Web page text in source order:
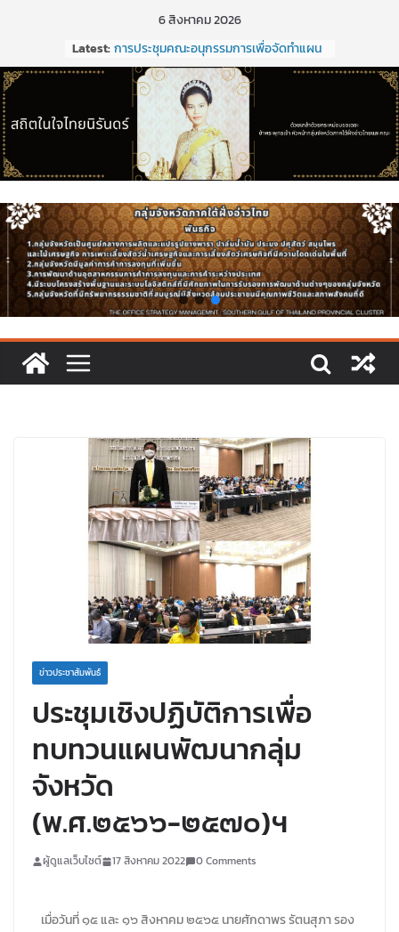
6 สิงหาคม 2026
Latest: เอกชนเพื่อแก้ไขปัญหาทางเศรษฐกิจ
(กรอ.) กลุ่มจังหวัดภาคใต้ฝั่งอ่าวไทย ครั้งที่
5/2568
การประชุมคณะอนุกรรมการเพื่อจัดทำแผน
พัฒนากลุ่มจังหวัด (พ.ศ. ๒๕๗๑ –
๒๕๒๕)และจัดทำแผนปฏิบัติราชการประจำ
ปีงบประมาณ พ.ศ. ๒๕๒๑ ของกลุ่มจังหวัด
ภาคใต้ฝั่งอ่าวไทย
เพื่อแก้ไขปัญหาทางเศรษฐกิจ (กรอ.) กลุ่ม
จังหวัดภาคใต้ฝั่งอ่าวไทย ครั้งที่ 2/2569
ขอเชิญประชุมคณะกรรมการร่วมภาครัฐ
และเอกชนเพื่อแก้ไขปัญหาทางเศรษฐกิจ
(กรอ.) กลุ่มจังหวัดภาคใต้ฝั่งอ่าวไทย ครั้งที่
2/2569 ในวันที่ 20 มีนาคม 2569
การประชุมคณะกรรมการร่วมภาครัฐและ
(กรอ.) กลุ่มจังหวัดภาคใต้ฝั่งอ่าวไทย ครั้งที่
ข่าวประชาสัมพันธ์
ประชุมเชิงปฏิบัติการเพื่อ
ทบทวนแผนพัฒนากลุ่ม
จังหวัด
(พ.ศ.๒๕๖๖-๒๕๗๐)ฯ
ผู้ดูแลเว็บไซต์ 17 สิงหาคม 2022 0 Comments
เมื่อวันที่ ๑๕ และ ๑๖ สิงหาคม ๒๕๖๕ นายศักดาพร รัตนสุภา รอง